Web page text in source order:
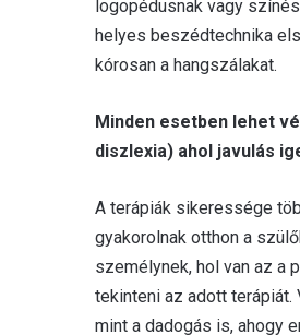
logopédusnak vagy
helyes beszédtechnika
kórosan a hangszálakat.
Minden esetben lehet
diszlexia) ahol javulás
A terápiák sikeressége
gyakorolnak otthon a
személynek, hol van az a
tekinteni az adott terápiát.
mint a dadogás is, ahogy